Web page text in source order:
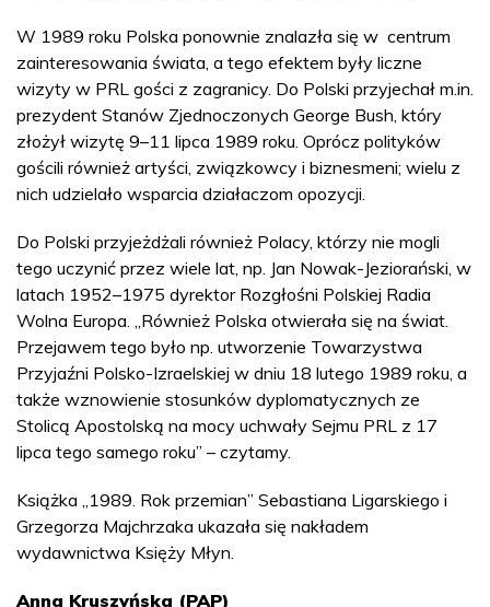
W 1989 roku Polska ponownie znalazła się w centrum
zainteresowania świata, a tego efektem były liczne
wizyty w PRL gości z zagranicy. Do Polski przyjechał m.in.
prezydent Stanów Zjednoczonych George Bush, który
złożył wizytę 9–11 lipca 1989 roku. Oprócz polityków
gościli również artyści, związkowcy i biznesmeni; wielu z
nich udzielało wsparcia działaczom opozycji.
Do Polski przyjeżdżali również Polacy, którzy nie mogli
tego uczynić przez wiele lat, np. Jan Nowak-Jeziorański, w
latach 1952–1975 dyrektor Rozgłośni Polskiej Radia
Wolna Europa. „Również Polska otwierała się na świat.
Przejawem tego było np. utworzenie Towarzystwa
Przyjaźni Polsko-Izraelskiej w dniu 18 lutego 1989 roku, a
także wznowienie stosunków dyplomatycznych ze
Stolicą Apostolską na mocy uchwały Sejmu PRL z 17
lipca tego samego roku” – czytamy.
Książka „1989. Rok przemian” Sebastiana Ligarskiego i
Grzegorza Majchrzaka ukazała się nakładem
wydawnictwa Księży Młyn.
Anna Kruszyńska (PAP)